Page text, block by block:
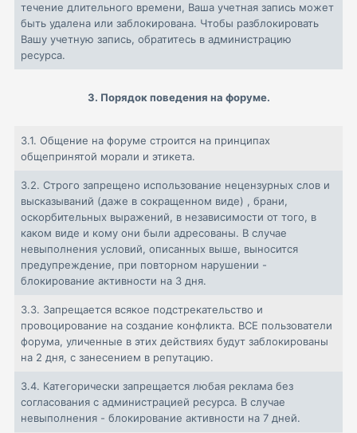
течение длительного времени, Ваша учетная запись может
быть удалена или заблокирована. Чтобы разблокировать
Вашу учетную запись, обратитесь в администрацию
ресурса.
3. Порядок поведения на форуме.
3.1. Общение на форуме строится на принципах
общепринятой морали и этикета.
3.2. Строго запрещено использование нецензурных слов и
высказываний (даже в сокращенном виде) , брани,
оскорбительных выражений, в независимости от того, в
каком виде и кому они были адресованы. В случае
невыполнения условий, описанных выше, выносится
предупреждение, при повторном нарушении -
блокирование активности на 3 дня.
3.3. Запрещается всякое подстрекательство и
провоцирование на создание конфликта. ВСЕ пользователи
форума, уличенные в этих действиях будут заблокированы
на 2 дня, с занесением в репутацию.
3.4. Категорически запрещается любая реклама без
согласования с администрацией ресурса. В случае
невыполнения - блокирование активности на 7 дней.